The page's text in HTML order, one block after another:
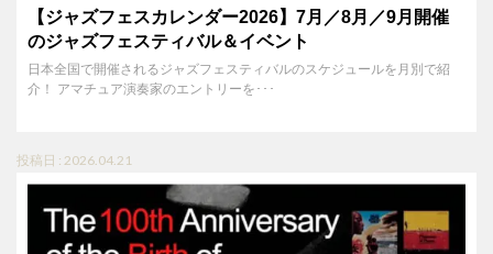
【ジャズフェスカレンダー2026】7月／8月／9月開催
のジャズフェスティバル＆イベント
日本全国で開催されるジャズフェスティバルのスケジュールを月別で紹
介！ アマチュア演奏家のエントリーを･･･
投稿日 : 2026.04.21